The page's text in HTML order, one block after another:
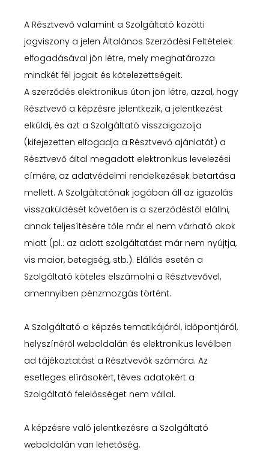
A Résztvevő valamint a Szolgáltató közötti
jogviszony a jelen Általános Szerződési Feltételek
elfogadásával jön létre, mely meghatározza
mindkét fél jogait és kötelezettségeit.
A szerződés elektronikus úton jön létre, azzal, hogy
Résztvevő a képzésre jelentkezik, a jelentkezést
elküldi, és azt a Szolgáltató visszaigazolja
(kifejezetten elfogadja a Résztvevő ajánlatát) a
Résztvevő által megadott elektronikus levelezési
címére, az adatvédelmi rendelkezések betartása
mellett. A Szolgáltatónak jogában áll az igazolás
visszaküldését követően is a szerződéstől elállni,
annak teljesítésére tőle már el nem várható okok
miatt (pl.: az adott szolgáltatást már nem nyújtja,
vis maior, betegség, stb.). Elállás esetén a
Szolgáltató köteles elszámolni a Résztvevővel,
amennyiben pénzmozgás történt.
A Szolgáltató a képzés tematikájáról, időpontjáról,
helyszínéről weboldalán és elektronikus levélben
ad tájékoztatást a Résztvevők számára. Az
esetleges elírásokért, téves adatokért a
Szolgáltató felelősséget nem vállal.
A képzésre való jelentkezésre a Szolgáltató
weboldalán van lehetőség.